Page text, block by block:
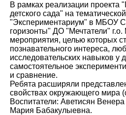
В рамках реализации проекта
детского сада" на
"Экспериментариум" в
горизонты" ДО "Мечтатели"
мероприятия, целью которых
познавательного интереса,
исследовательских навыков у
самостоятельное
и сравнение.
Ребята расширяли
свойствах окружающего мира
Воспитатели: Аветисян
Мария Бабакулыевна.